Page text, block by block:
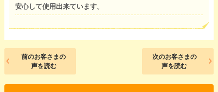
安心して使用出来ています。
前のお客さまの
声を読む
次のお客さまの
声を読む